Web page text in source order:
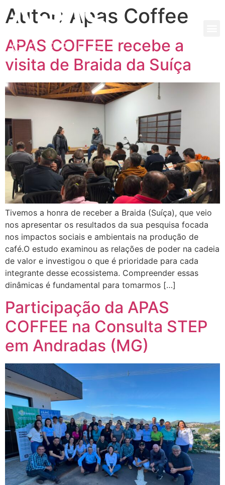
Autor: Apas Coffee
APAS COFFEE recebe a
visita de Braida da Suíça
Tivemos a honra de receber a Braida (Suíça), que veio
nos apresentar os resultados da sua pesquisa focada
nos impactos sociais e ambientais na produção de
café.O estudo examinou as relações de poder na cadeia
de valor e investigou o que é prioridade para cada
integrante desse ecossistema. Compreender essas
dinâmicas é fundamental para tomarmos […]
Participação da APAS
COFFEE na Consulta STEP
em Andradas (MG)